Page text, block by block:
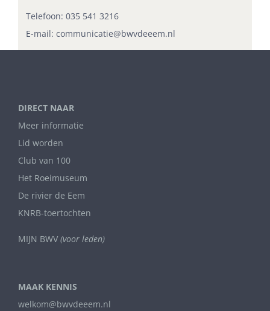
Telefoon:035 541 3216
E-mail:communicatie@bwvdeeem.nl
DIRECT NAAR
Meer informatie
Lid worden
Club van 100
Het Roeimuseum
De rivier de Eem
KNRB-toertochten
MIJN BWV (voor leden)
MAAK KENNIS
welkom@bwvdeeem.nl